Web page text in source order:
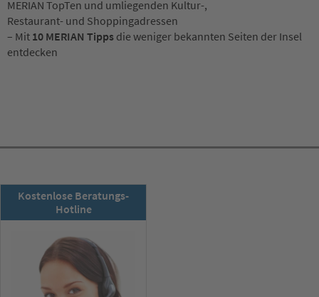
MERIAN TopTen und umliegenden Kultur-,
Restaurant- und Shoppingadressen
– Mit 10 MERIAN Tipps die weniger bekannten Seiten der Insel
entdecken
Kostenlose Beratungs-
Hotline